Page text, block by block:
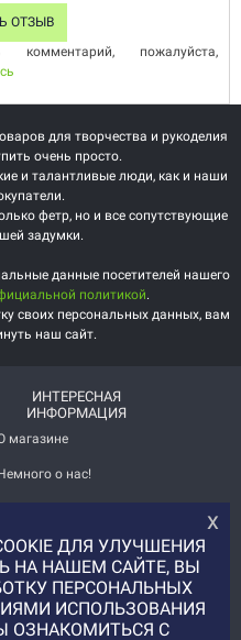
ОТЗЫВ
пожалуйста,
для творчества и рукоделия
очень просто.
и талантливые люди, как и наши
фетр, но и все сопутствующие
задумки.
данные посетителей нашего
политикой.
своих персональных данных, вам
наш сайт.
ИНТЕРЕСНАЯ
ИНФОРМАЦИЯ
магазине
о нас!
печати на фетре
вопросы АП
12-08
х
ДЛЯ УЛУЧШЕНИЯ
НА НАШЕМ САЙТЕ, ВЫ
ПЕРСОНАЛЬНЫХ
ИСПОЛЬЗОВАНИЯ
ОЗНАКОМИТЬСЯ С